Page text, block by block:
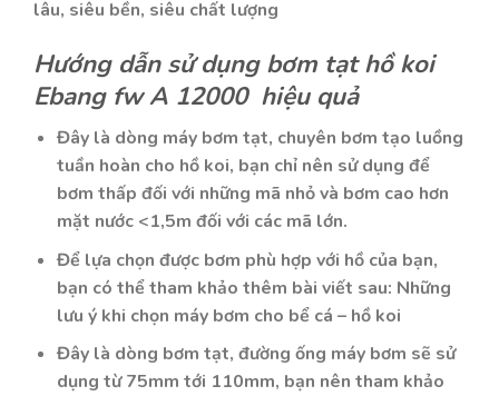
lâu, siêu bền, siêu chất lượng
Hướng dẫn sử dụng bơm tạt hồ koi
Ebang fw A 12000 hiệu quả
Đây là dòng máy bơm tạt, chuyên bơm tạo luồng
tuần hoàn cho hồ koi, bạn chỉ nên sử dụng để
bơm thấp đối với những mã nhỏ và bơm cao hơn
mặt nước <1,5m đối với các mã lớn.
Để lựa chọn được bơm phù hợp với hồ của bạn,
bạn có thể tham khảo thêm bài viết sau: Những
lưu ý khi chọn máy bơm cho bể cá – hồ koi
Đây là dòng bơm tạt, đường ống máy bơm sẽ sử
dụng từ 75mm tới 110mm, bạn nên tham khảo